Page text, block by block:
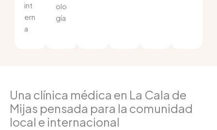
int
ern
a
olo
gía
Una clínica médica en La Cala de
Mijas pensada para la comunidad
local e internacional